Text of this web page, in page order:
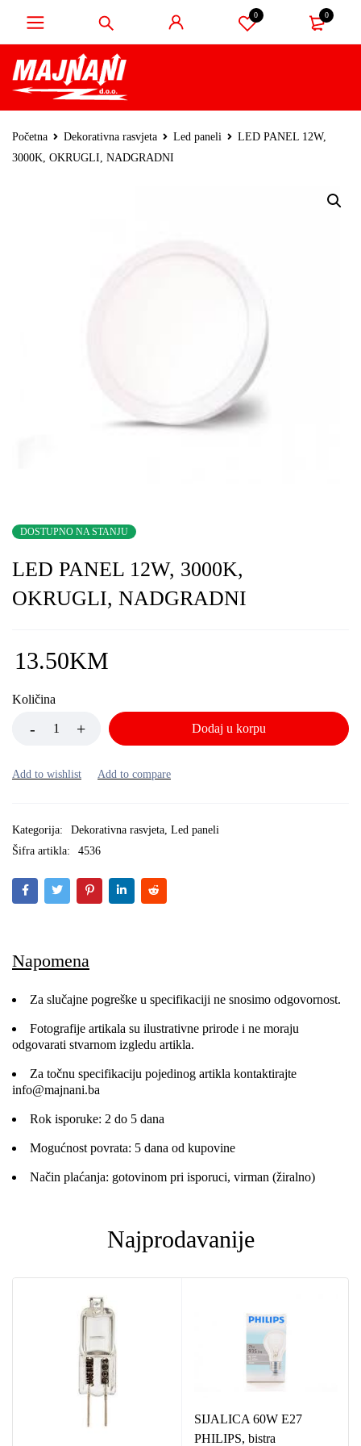
0 0
Početna Dekorativna rasvjeta Led paneli
LED PANEL 12W,
3000K, OKRUGLI, NADGRADNI
DOSTUPNO NA STANJU
LED PANEL 12W, 3000K,
OKRUGLI, NADGRADNI
13.50KM
Količina
Dodaj u korpu
Kategorija: Dekorativna rasvjeta, Led paneli
Šifra artikla:
4536
Napomena
Za slučajne pogreške u specifikaciji ne snosimo odgovornost.
Fotografije artikala su ilustrativne prirode i ne moraju
odgovarati stvarnom izgledu artikla.
Za točnu specifikaciju pojedinog artikla kontaktirajte
info@majnani.ba
Rok isporuke: 2 do 5 dana
Mogućnost povrata: 5 dana od kupovine
Način plaćanja: gotovinom pri isporuci, virman (žiralno)
Najprodavanije
SIJALICA 60W E27
PHILIPS, bistra